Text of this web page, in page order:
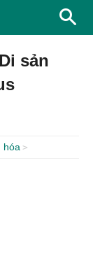
sản
hóa